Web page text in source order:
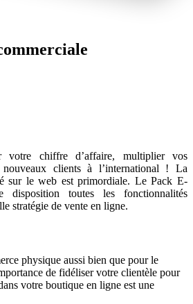
votre chiffre d’affaire, multiplier vos
nouveaux clients à l’international ! La
sur le web est primordiale. Le Pack E-
disposition toutes les fonctionnalités
stratégie de vente en ligne.
physique aussi bien que pour le
de fidéliser votre clientèle pour
votre boutique en ligne est une